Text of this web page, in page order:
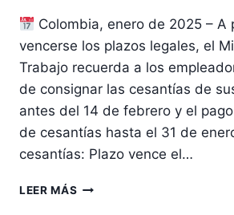
Colombia, enero de 2025 – A
vencerse los plazos legales, el
Trabajo recuerda a los
de consignar las cesantías de
antes del 14 de febrero y el
de cesantías hasta el 31 de
cesantías: Plazo vence el…
LEER MÁS PLAZO